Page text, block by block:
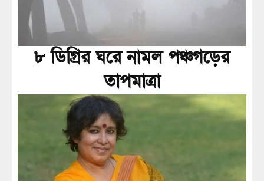
৮ ডিগ্রির ঘরে নামল পঞ্চগড়ের
তাপমাত্রা